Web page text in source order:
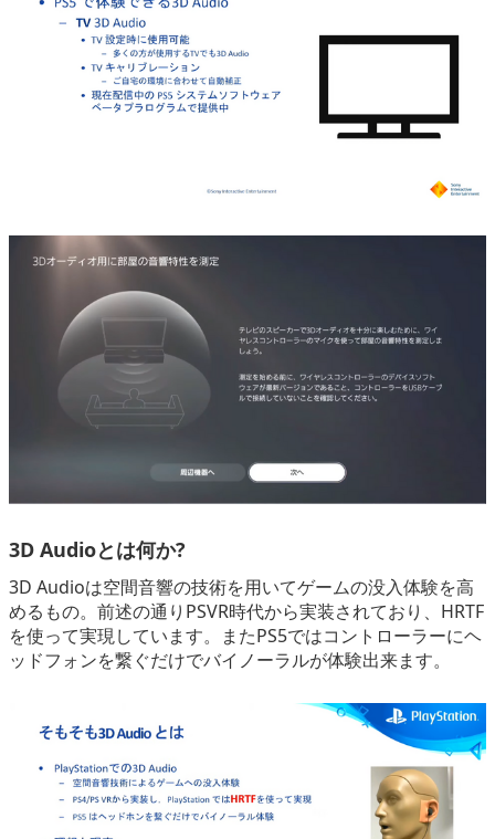
3D Audioとは何か?
3D Audioは空間音響の技術を用いてゲームの没入体験を高
めるもの。前述の通りPSVR時代から実装されており、HRTF
を使って実現しています。またPS5ではコントローラーにヘ
ッドフォンを繋ぐだけでバイノーラルが体験出来ます。